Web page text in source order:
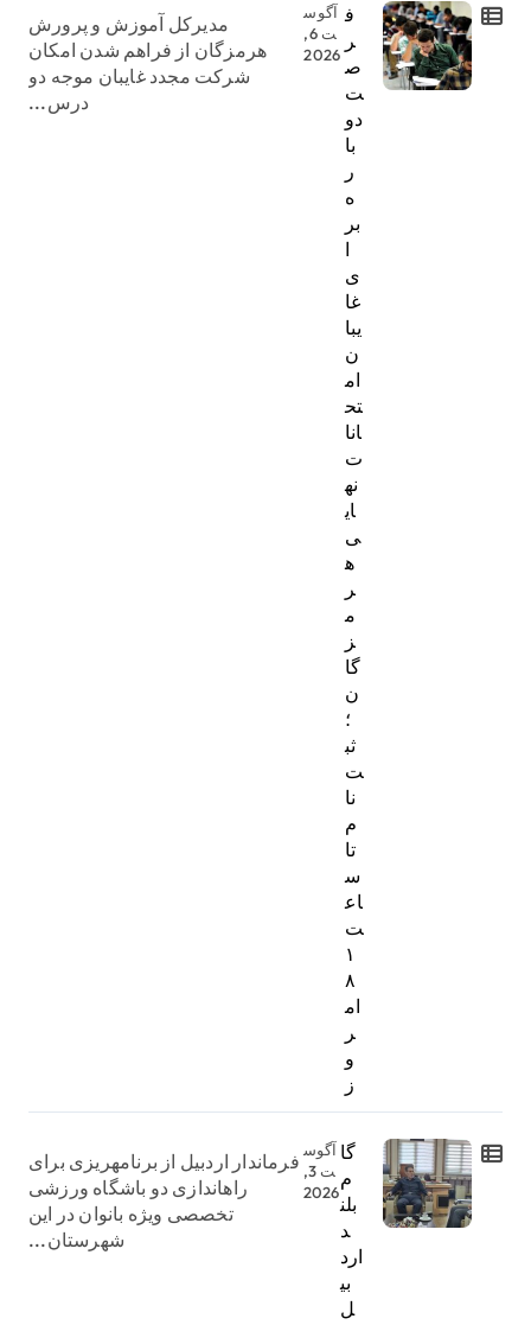
ف
ر
ص
ت
دو
با
ر
ه
بر
ا
ی
غا
یبا
ن
ام
تح
انا
ت
نه
ای
ی
ه
ر
م
ز
گا
ن
؛
ثب
ت‌
نا
م
تا
س
اع
ت
۱
۸
ام
ر
و
ز
آگوس
ت 6,
2026
مدیرکل آموزش و پرورش
هرمزگان از فراهم شدن امکان
شرکت مجدد غایبان موجه دو
درس...
گا
م
بلن
د
ارد
بی
ل
آگوس
ت 3,
2026
فرماندار اردبیل از برنامهریزی برای
راهاندازی دو باشگاه ورزشی
تخصصی ویژه بانوان در این
شهرستان...